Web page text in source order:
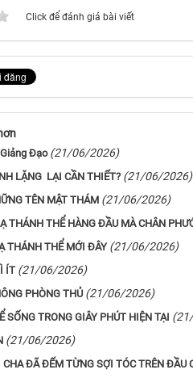
Click để đánh giá bài viết
Đạo (21/06/2026)
LẶNG LẠI CẦN THIẾT? (21/06/2026)
TÊN MẬT THÁM (21/06/2026)
THÁNH THỂ HÀNG ĐẦU MÀ CHÂN
THÁNH THỂ MỚI ĐÂY (21/06/2026)
ÍT (21/06/2026)
PHÒNG THỦ (21/06/2026)
SỐNG TRONG GIÂY PHÚT HIỆN TẠI
(21/06/2026)
ĐÃ ĐẾM TỪNG SỢI TÓC TRÊN ĐẦU